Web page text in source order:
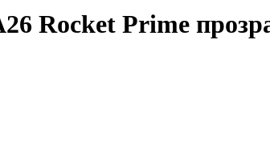
Rocket Prime